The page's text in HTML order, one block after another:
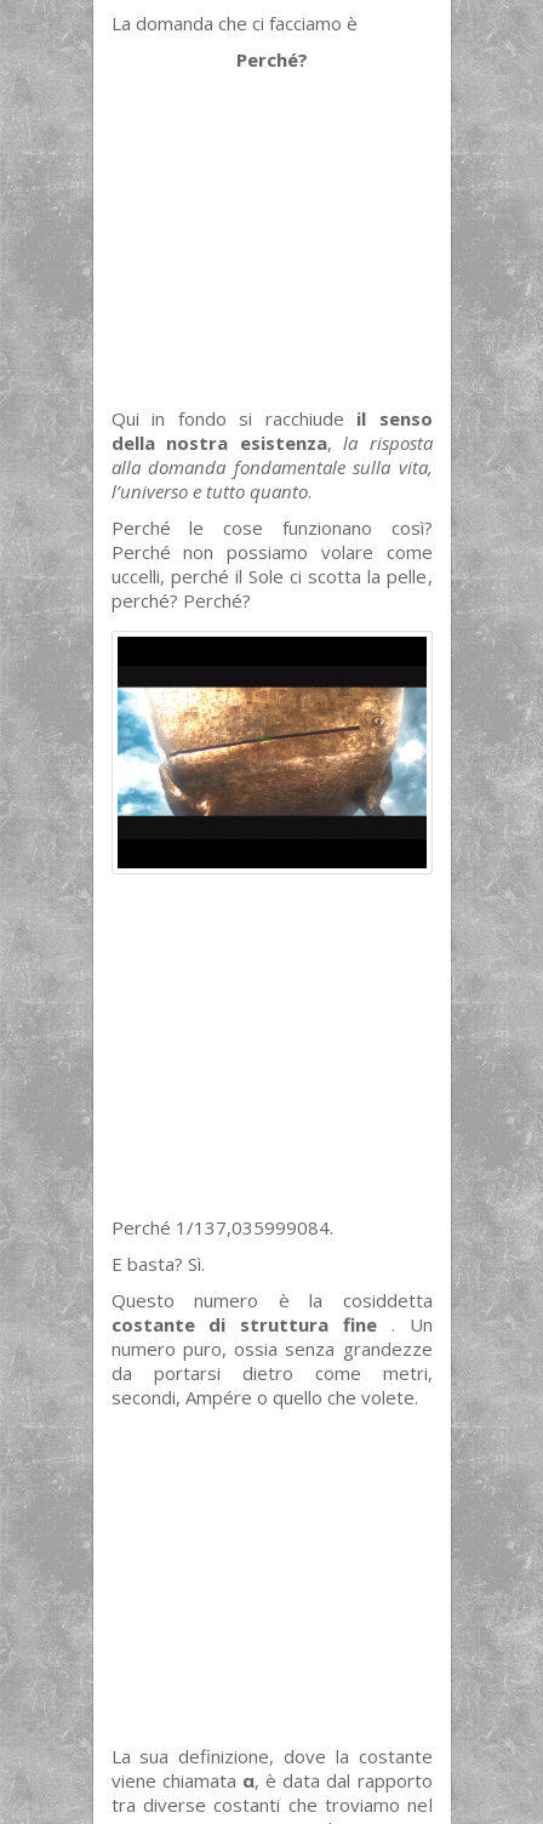
La domanda che ci facciamo è
Perché?
Qui in fondo si racchiude il senso
della nostra esistenza, la risposta
alla domanda fondamentale sulla vita,
l’universo e tutto quanto.
Perché le cose funzionano così?
Perché non possiamo volare come
uccelli, perché il Sole ci scotta la pelle,
perché? Perché?
Perché 1/137,035999084.
E basta? Sì.
Questo numero è la cosiddetta
costante di struttura fine. Un
numero puro, ossia senza grandezze
da portarsi dietro come metri,
secondi, Ampére o quello che volete.
La sua definizione, dove la costante
viene chiamata α, è data dal rapporto
tra diverse costanti che troviamo nel